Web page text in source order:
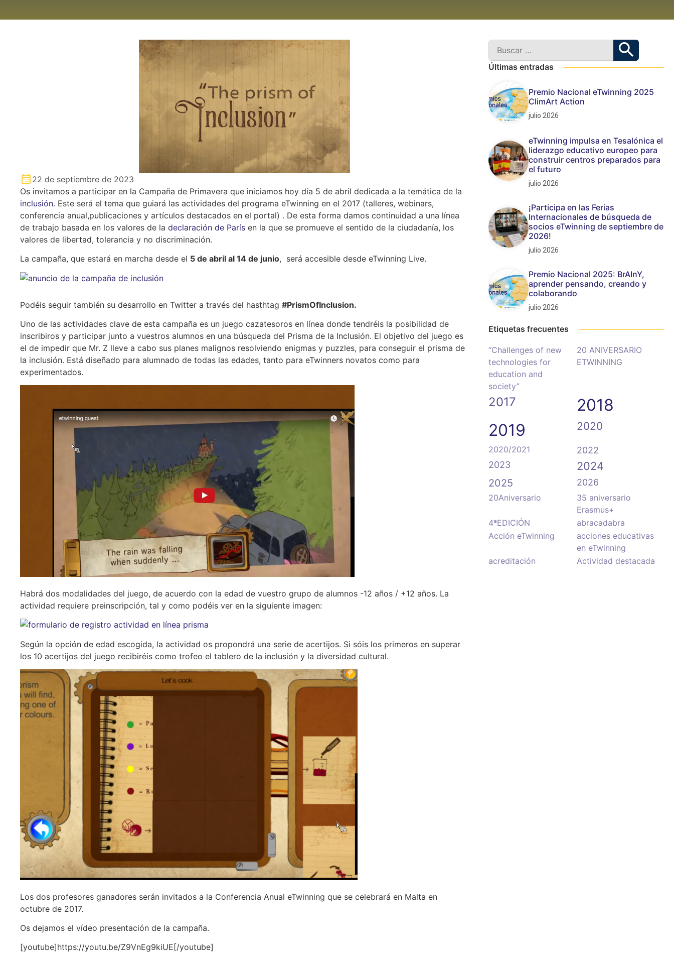
22 de septiembre de 2023
Os invitamos a participar en la Campaña de Primavera que iniciamos hoy día 5 de abril dedicada a la temática de la
inclusión. Este será el tema que guiará las actividades del programa eTwinning en el 2017 (talleres, webinars,
conferencia anual,publicaciones y artículos destacados en el portal) . De esta forma damos continuidad a una línea
de trabajo basada en los valores de la declaración de París en la que se promueve el sentido de la ciudadanía, los
valores de libertad, tolerancia y no discriminación.
La campaña, que estará en marcha desde el 5 de abril al 14 de junio, será accesible desde eTwinning Live.
Podéis seguir también su desarrollo en Twitter a través del hasthtag #PrismOfInclusion.
Uno de las actividades clave de esta campaña es un juego cazatesoros en línea donde tendréis la posibilidad de
inscribiros y participar junto a vuestros alumnos en una búsqueda del Prisma de la Inclusión. El objetivo del juego es
el de impedir que Mr. Z lleve a cabo sus planes malignos resolviendo enigmas y puzzles, para conseguir el prisma de
la inclusión. Está diseñado para alumnado de todas las edades, tanto para eTwinners novatos como para
experimentados.
Habrá dos modalidades del juego, de acuerdo con la edad de vuestro grupo de alumnos -12 años / +12 años. La
actividad requiere preinscripción, tal y como podéis ver en la siguiente imagen:
Según la opción de edad escogida, la actividad os propondrá una serie de acertijos. Si sóis los primeros en superar
los 10 acertijos del juego recibiréis como trofeo el tablero de la inclusión y la diversidad cultural.
Los dos profesores ganadores serán invitados a la Conferencia Anual eTwinning que se celebrará en Malta en
octubre de 2017.
Os dejamos el vídeo presentación de la campaña.
[youtube]https://youtu.be/Z9VnEg9kiUE[/youtube]
Últimas entradas
Premio Nacional eTwinning 2025
ClimArt Action
julio 2026
eTwinning impulsa en Tesalónica el
liderazgo educativo europeo para
construir centros preparados para
el futuro
julio 2026
¡Participa en las Ferias
Internacionales de búsqueda de
socios eTwinning de septiembre de
2026!
julio 2026
Premio Nacional 2025: BrAInY,
aprender pensando, creando y
colaborando
julio 2026
Etiquetas frecuentes
“Challenges of new
technologies for
education and
society”
20 ANIVERSARIO
ETWINNING
2017
2018
2019
2020
2020/2021
2022
2023
2024
2025 2026
20Aniversario
35 aniversario
Erasmus+
4ªEDICIÓN
abracadabra
Acción eTwinning
acciones educativas
en eTwinning
acreditación
Actividad destacada